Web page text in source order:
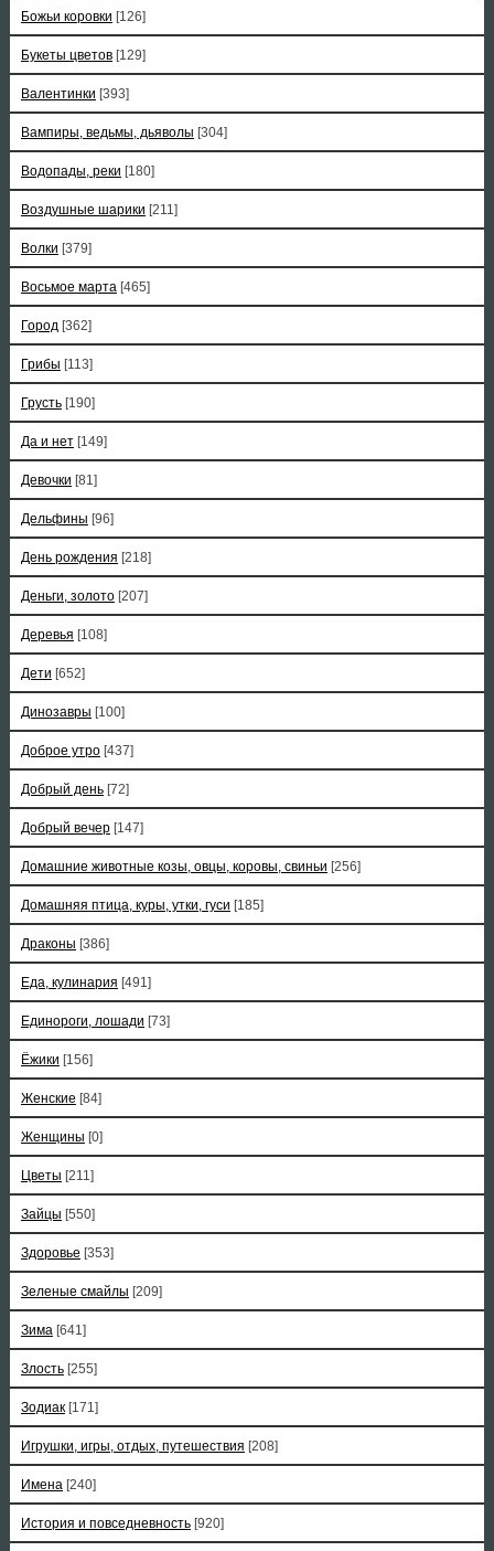
Божьи коровки [126]
Букеты цветов [129]
Валентинки [393]
Вампиры, ведьмы, дьяволы [304]
Водопады, реки [180]
Воздушные шарики [211]
Волки [379]
Восьмое марта [465]
Город [362]
Грибы [113]
Грусть [190]
Да и нет [149]
Девочки [81]
Дельфины [96]
День рождения [218]
Деньги, золото [207]
Деревья [108]
Дети [652]
Динозавры [100]
Доброе утро [437]
Добрый день [72]
Добрый вечер [147]
Домашние животные козы, овцы, коровы, свиньи [256]
Домашняя птица, куры, утки, гуси [185]
Драконы [386]
Еда, кулинария [491]
Единороги, лошади [73]
Ёжики [156]
Женские [84]
Женщины [0]
Цветы [211]
Зайцы [550]
Здоровье [353]
Зеленые смайлы [209]
Зима [641]
Злость [255]
Зодиак [171]
Игрушки, игры, отдых, путешествия [208]
Имена [240]
История и повседневность [920]